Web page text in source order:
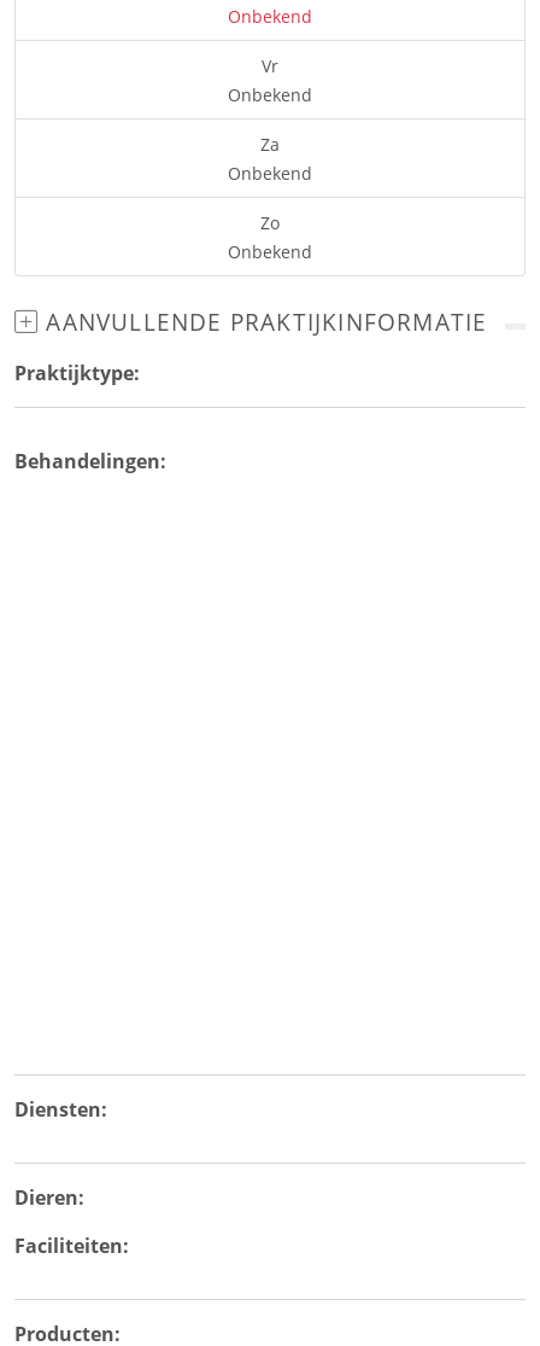
Onbekend
Vr
Onbekend
Za
Onbekend
Zo
Onbekend
AANVULLENDE PRAKTIJKINFORMATIE
Praktijktype:
Behandelingen:
Diensten:
Dieren:
Faciliteiten:
Producten: